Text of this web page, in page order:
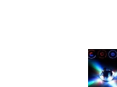
Accesorii Camping
Accesorii Curatare